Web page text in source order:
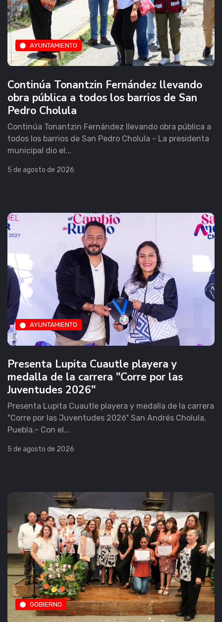
AYUNTAMIENTO
Continúa Tonantzin Fernández llevando
obra pública a todos los barrios de San
Pedro Cholula
Continúa Tonantzin Fernández llevando obra pública a
todos los barrios de San Pedro Cholula - La presidenta
municipal dio el...
5 de agosto de 2026
AYUNTAMIENTO
Presenta Lupita Cuautle playera y
medalla de la carrera "Corre por las
Juventudes 2026"
Presenta Lupita Cuautle playera y medalla de la carrera
"Corre por las Juventudes 2026" San Andrés Cholula,
Puebla.– Con el...
5 de agosto de 2026
GOBIERNO